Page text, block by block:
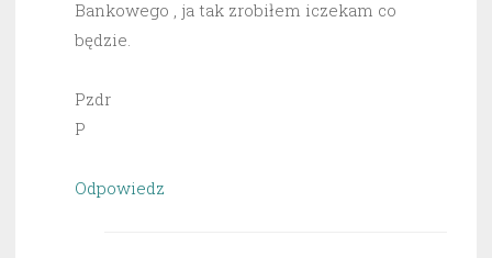
Bankowego , ja tak zrobiłem iczekam co
będzie.
Pzdr
P
Odpowiedz